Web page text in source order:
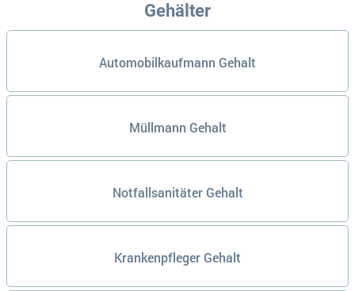
Gehälter
Automobilkaufmann Gehalt
Müllmann Gehalt
Notfallsanitäter Gehalt
Krankenpfleger Gehalt